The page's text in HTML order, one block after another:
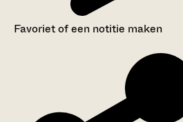
Favoriet of een notitie maken